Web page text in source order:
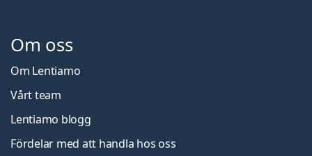
Om oss
Om Lentiamo
Vårt team
Lentiamo blogg
Fördelar med att handla hos oss